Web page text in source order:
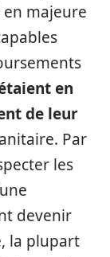
majeure
en
de leur
Par
les
devenir
la plupart